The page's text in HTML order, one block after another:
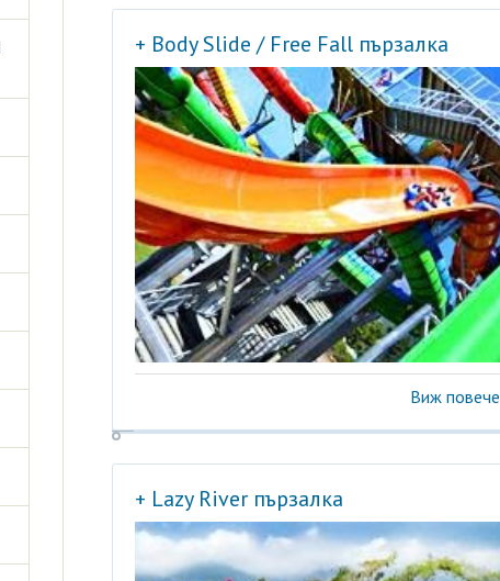
+ Body Slide / Free Fall пързалка
Виж повече
+ Lazy River пързалка